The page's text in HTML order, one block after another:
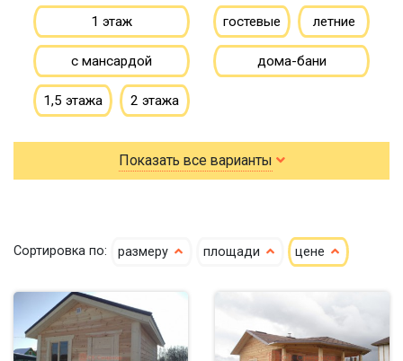
1 этаж
с мансардой
1,5 этажа 2 этажа
гостевые летние
дома-бани
По типу бруса:
клееный сухой
клееный кедр
сухой кедр
профилированный
По размеру:
3х4 3х5 3х6
5х5 5х6 5х7
7х8 7х10 8х8
Показать все варианты
Сортировка по: размеру площади цене